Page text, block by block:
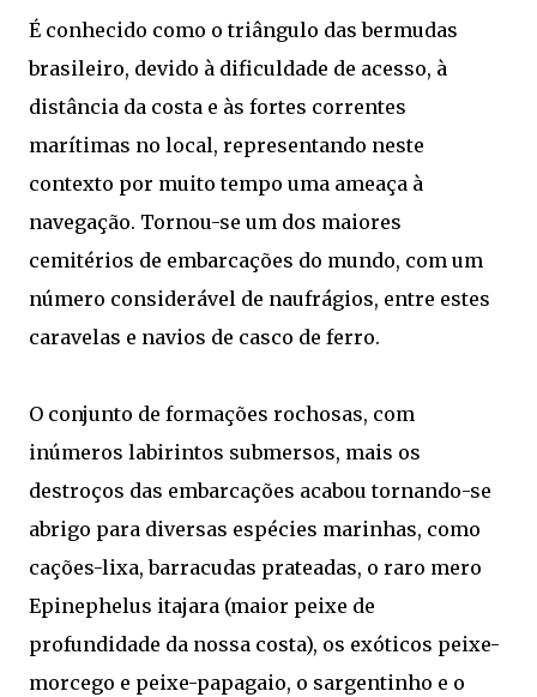
É conhecido como o triângulo das bermudas
brasileiro, devido à dificuldade de acesso, à
distância da costa e às fortes correntes
marítimas no local, representando neste
contexto por muito tempo uma ameaça à
navegação. Tornou-se um dos maiores
cemitérios de embarcações do mundo, com um
número considerável de naufrágios, entre estes
caravelas e navios de casco de ferro.
O conjunto de formações rochosas, com
inúmeros labirintos submersos, mais os
destroços das embarcações acabou tornando-se
abrigo para diversas espécies marinhas, como
cações-lixa, barracudas prateadas, o raro mero
Epinephelus itajara (maior peixe de
profundidade da nossa costa), os exóticos peixe-
morcego e peixe-papagaio, o sargentinho e o